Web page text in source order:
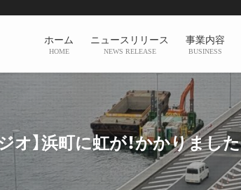
ホーム
HOME
ニュースリリース
NEWS RELEASE
事業内容
BUSINESS
オ】浜町に虹が！かかりました